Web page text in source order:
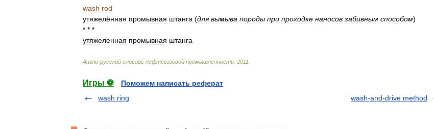
wash rod
утяжелённая промывная штанга (для вымыва породы при проходке наносов забивным способом)
* * *
утяжеленная промывная штанга
Англо-русский словарь нефтегазовой промышленности 2011
Игры ⚽
Поможем написать реферат
wash ring
wash-and-drive method